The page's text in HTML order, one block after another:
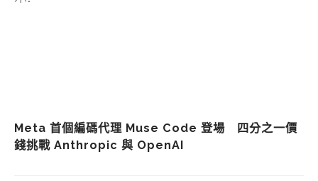
Meta 首個編碼代理 Muse Code 登場 四分之一價
錢挑戰 Anthropic 與 OpenAI